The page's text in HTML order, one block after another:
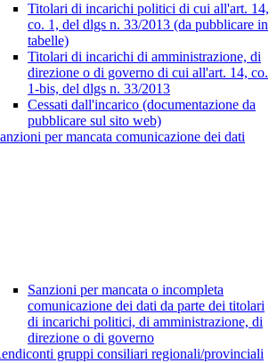
Titolari di incarichi politici di cui all'art. 14,
co. 1, del dlgs n. 33/2013 (da pubblicare in
tabelle)
Titolari di incarichi di amministrazione, di
direzione o di governo di cui all'art. 14, co.
1-bis, del dlgs n. 33/2013
Cessati dall'incarico (documentazione da
pubblicare sul sito web)
per mancata comunicazione dei dati
Sanzioni per mancata o incompleta
comunicazione dei dati da parte dei titolari
di incarichi politici, di amministrazione, di
direzione o di governo
gruppi consiliari regionali/provinciali